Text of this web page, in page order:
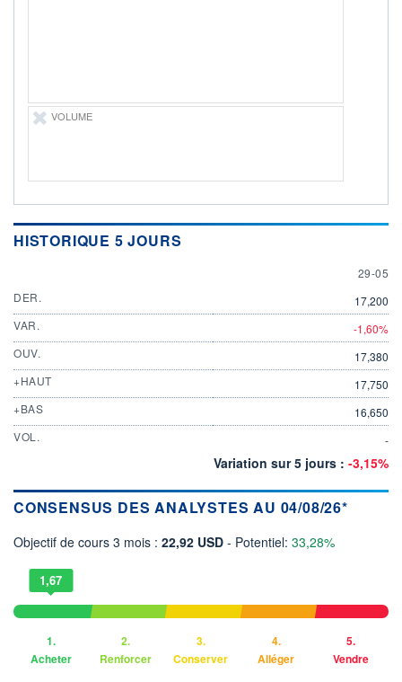
+ PORTEFEUILLE + LISTE
VOLUME
HISTORIQUE 5 JOURS
29 MAY
29-05
DER.
17,200
VAR.
-1,60%
OUV.
17,380
+HAUT
17,750
+BAS
16,650
VOL.
-
Variation sur 5 jours : -3,15%
CONSENSUS DES ANALYSTES AU 04/08/26*
Objectif de cours 3 mois : 22,92 USD - Potentiel: 33,28%
1,67
1.
Acheter
2.
Renforcer
3.
Conserver
4.
Alléger
5.
Vendre